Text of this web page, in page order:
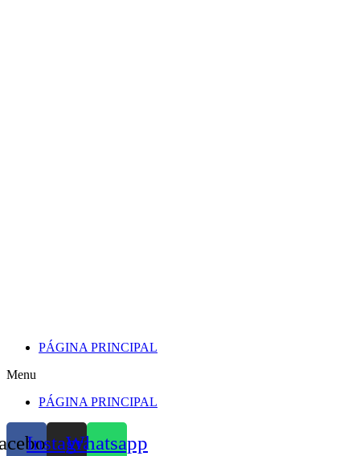
PÁGINA PRINCIPAL
Menu
PÁGINA PRINCIPAL
InstagramWhatsapp